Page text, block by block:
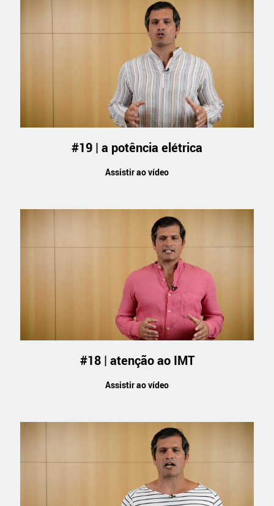
#19 | a potência elétrica
Assistir ao vídeo
#18 | atenção ao IMT
Assistir ao vídeo